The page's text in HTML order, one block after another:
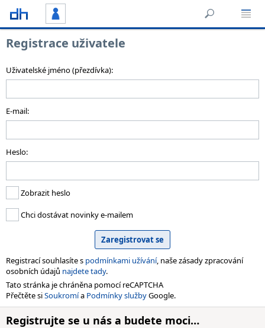
Registrace uživatele
Uživatelské jméno (přezdívka):
E-mail:
Heslo:
Zobrazit heslo
Chci dostávat novinky e-mailem
Registrací souhlasíte s podmínkami užívání, naše zásady zpracování
osobních údajů najdete tady.
Tato stránka je chráněna pomocí reCAPTCHA
Přečtěte siSoukromía Podmínky službyGoogle.
Registrujte se u nás a budete moci…